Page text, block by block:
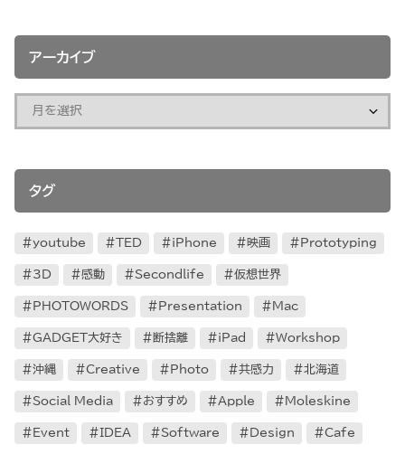
アーカイブ
タグ
youtube TED iPhone 映画 Prototyping
3D 感動 Secondlife 仮想世界
PHOTOWORDS Presentation Mac
GADGET大好き 断捨離 iPad Workshop
沖縄 Creative Photo 共感力 北海道
Social Media おすすめ Apple Moleskine
Event IDEA Software Design Cafe